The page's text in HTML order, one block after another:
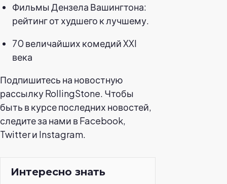
Фильмы Дензела Вашингтона:
рейтинг от худшего к лучшему.
70 величайших комедий XXI
века
Подпишитесь на новостную
рассылку RollingStone. Чтобы
быть в курсе последних новостей,
следите за нами в Facebook,
Twitter и Instagram.
Интересно знать